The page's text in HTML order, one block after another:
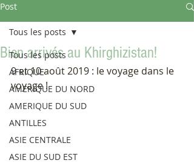
Post
Tous les posts
AFRIQUE
AMERIQUE DU NORD
AMERIQUE DU SUD
ANTILLES
ASIE CENTRALE
ASIE DU SUD EST
Tous les posts
Bien arrivés au Khirghizistan!
9 et 10 août 2019 : le voyage dans le
voyage !